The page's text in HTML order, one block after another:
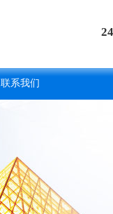
联系我们